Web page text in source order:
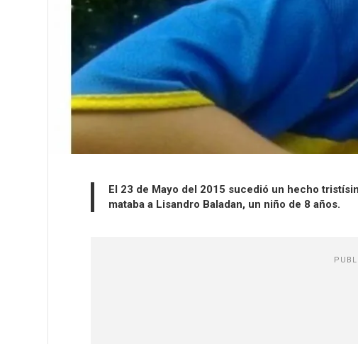
El 23 de Mayo del 2015 sucedió un hecho
mataba a Lisandro Baladan, un niño de 8 años.